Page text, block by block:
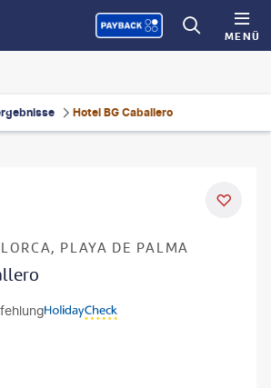
MENÜ
Hotel BG Caballero
PLAYA DE PALMA